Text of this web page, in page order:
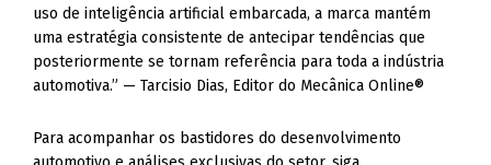
uso de inteligência artificial embarcada, a marca mantém
uma estratégia consistente de antecipar tendências que
posteriormente se tornam referência para toda a indústria
automotiva.” — Tarcisio Dias, Editor do Mecânica Online®
Para acompanhar os bastidores do desenvolvimento